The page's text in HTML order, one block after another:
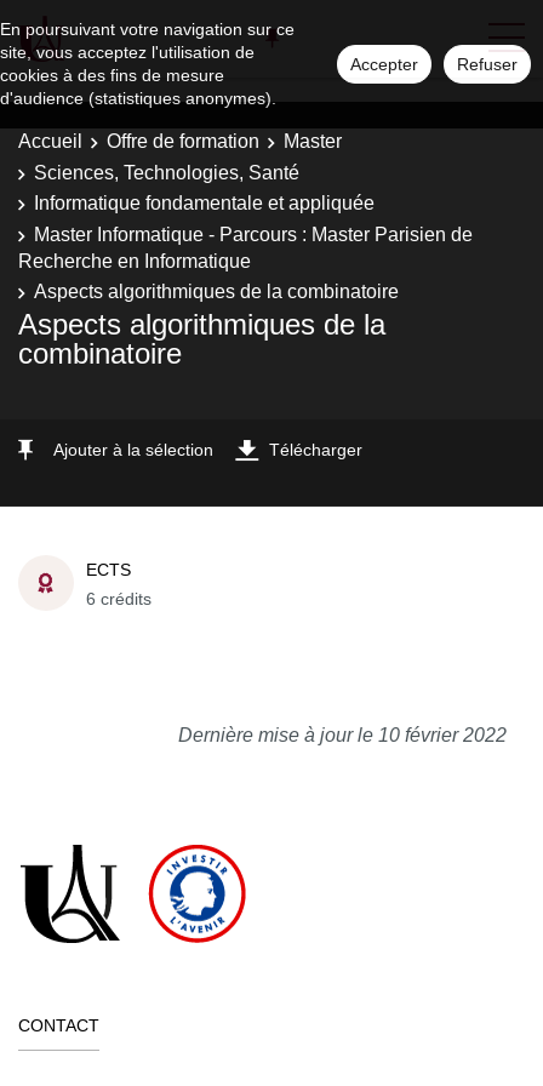
En poursuivant votre navigation sur ce
site, vous acceptez l'utilisation de
cookies à des fins de mesure
d'audience (statistiques anonymes).
Accepter Refuser
Accueil Offre de formation
Master
Sciences, Technologies, Santé
Informatique fondamentale et appliquée
Master Informatique - Parcours : Master Parisien de
Recherche en Informatique
Aspects algorithmiques de la combinatoire
Aspects algorithmiques de la
combinatoire
Ajouter à la sélection Télécharger
ECTS
6 crédits
Dernière mise à jour le 10 février 2022
CONTACT